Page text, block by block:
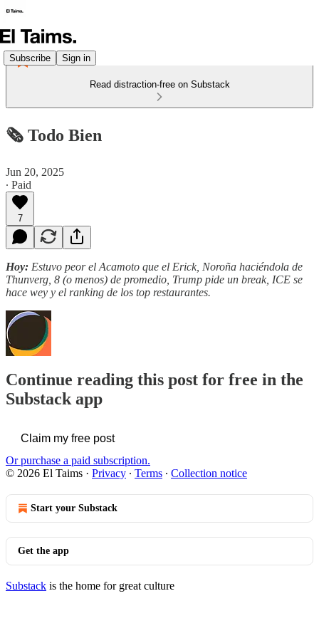
Subscribe Sign in
Read distraction-free on Substack
🗞️ Todo Bien
Jun 20, 2025
∙ Paid
7
Hoy: Estuvo peor el Acamoto que el Erick, Noroña haciéndola de
Thunverg, 8 (o menos) de promedio, Trump pide un break, ICE se
hace wey y el ranking de los top restaurantes.
Continue reading this post for free in the
Substack app
Claim my free post
Or purchase a paid subscription.
© 2026 El Taims · Privacy ∙ Terms ∙ Collection notice
Start your Substack
Get the app
Substack is the home for great culture